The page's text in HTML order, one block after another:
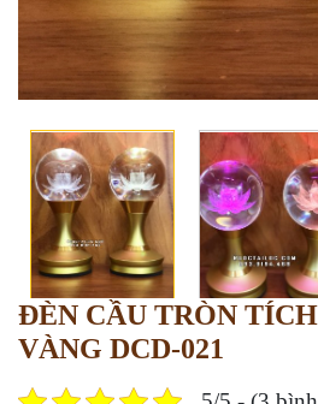
ĐÈN CẦU TRÒN
VÀNG DCD-021